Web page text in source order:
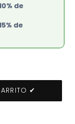
de
de
✔